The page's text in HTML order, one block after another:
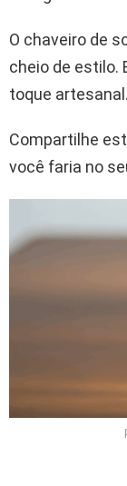
O chaveiro de
cheio de estilo.
toque artesanal.
Compartilhe
você faria no